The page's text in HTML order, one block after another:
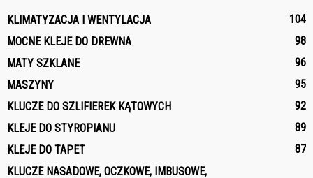
KLIMATYZACJA I WENTYLACJA
104
MOCNE KLEJE DO DREWNA
98
MATY SZKLANE
96
MASZYNY
95
KLUCZE DO SZLIFIEREK KĄTOWYCH
92
KLEJE DO STYROPIANU
89
KLEJE DO TAPET
87
KLUCZE NASADOWE, OCZKOWE, IMBUSOWE,